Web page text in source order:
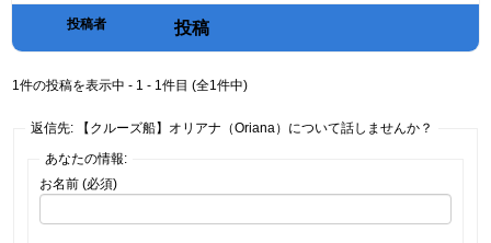
投稿者 投稿
1件の投稿を表示中 - 1 - 1件目 (全1件中)
返信先: 【クルーズ船】オリアナ（Oriana）について話しませんか？
あなたの情報:
お名前 (必須)